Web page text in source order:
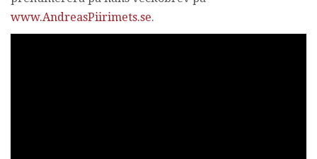
www.AndreasPiirimets.se.